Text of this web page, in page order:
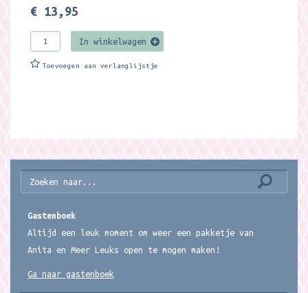
€ 13,95
In winkelwagen
Toevoegen aan verlanglijstje
Gastenboek
Altijd een leuk moment om weer een pakketje van
Anita en Meer Leuks open te mogen maken!
Ga naar gastenboek